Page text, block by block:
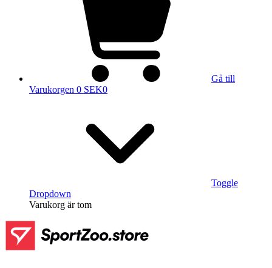
Gå till
Varukorgen 0 SEK0
Toggle
Dropdown
Varukorg är tom